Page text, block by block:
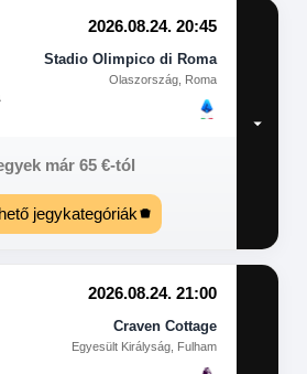
2026.08.24. 20:45
Stadio Olimpico di Roma
Olaszország, Roma
már 65 €-tól
jegykategóriák
2026.08.24. 21:00
Craven Cottage
Egyesült Királyság, Fulham